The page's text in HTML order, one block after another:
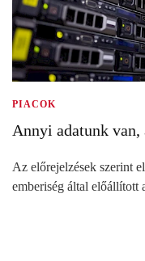
PIACOK
Annyi adatunk
Az előrejelzések szerint
emberiség által előállított